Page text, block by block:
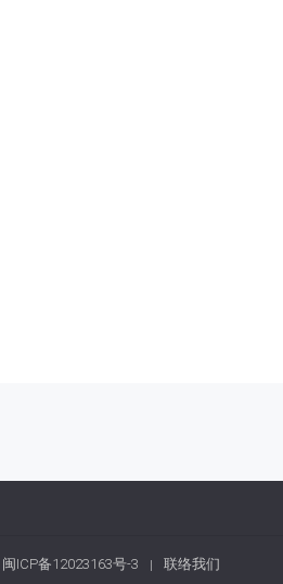
闽ICP备12023163号-3 联络我们